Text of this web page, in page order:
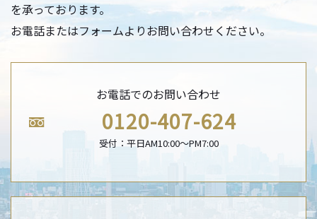
を承っております。
お電話またはフォームよりお問い合わせください。
お電話でのお問い合わせ
0120-407-624
受付：平日AM10:00〜PM7:00